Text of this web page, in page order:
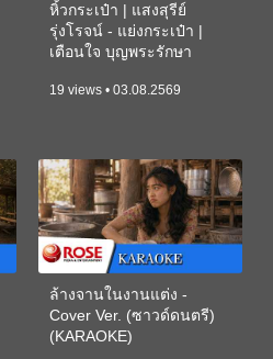
หิ้วกระเป๋า | แสงสุรีย์
รุ่งโรจน์ - แย่งกระเป๋า |
เตือนใจ บุญพระรักษา
19 views • 03.08.2569
ล้างจานในงานแต่ง -
Cover Ver. (ซาวด์ดนตรี)
(KARAOKE)